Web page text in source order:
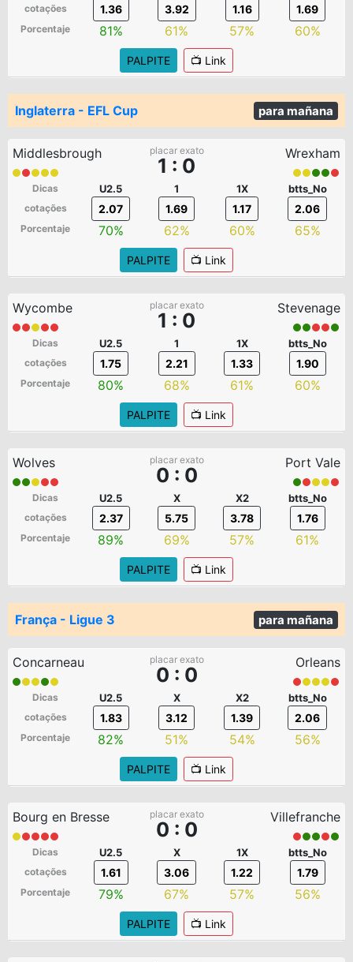
cotações
Porcentaje
1.36
81%
3.92
61%
1.16
57%
1.69
60%
PALPITE 📺 Link
Inglaterra - EFL Cup para mañana
Middlesbrough placar exato
1 : 0
Wrexham
Dicas
cotações
Porcentaje
U2.5
2.07
70%
1
1.69
62%
1X
1.17
60%
btts_No
2.06
65%
PALPITE 📺 Link
Wycombe placar exato
1 : 0
Stevenage
Dicas
cotações
Porcentaje
U2.5
1.75
80%
1
2.21
68%
1X
1.33
61%
btts_No
1.90
60%
PALPITE 📺 Link
Wolves placar exato
0 : 0
Port Vale
Dicas
cotações
Porcentaje
U2.5
2.37
89%
X
5.75
69%
X2
3.78
57%
btts_No
1.76
61%
PALPITE 📺 Link
França - Ligue 3 para mañana
Concarneau placar exato
0 : 0
Orleans
Dicas
cotações
Porcentaje
U2.5
1.83
82%
X
3.12
51%
X2
1.39
54%
btts_No
2.06
56%
PALPITE 📺 Link
Bourg en Bresse placar exato
0 : 0
Villefranche
Dicas
cotações
Porcentaje
U2.5
1.61
79%
X
3.06
67%
1X
1.22
57%
btts_No
1.79
56%
PALPITE 📺 Link